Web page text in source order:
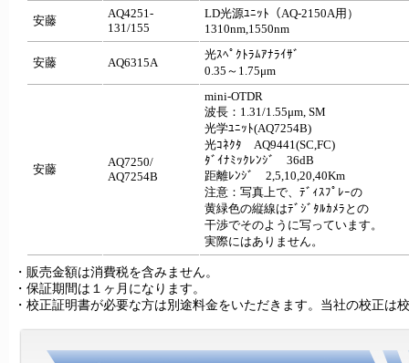
安藤
AQ4251-
131/155
LD光源ﾕﾆｯﾄ（AQ-2150A用）
1310nm,1550nm
安藤 AQ6315A
光ｽﾍﾟｸﾄﾗﾑｱﾅﾗｲｻﾞ
0.35～1.75μm
安藤
AQ7250/
AQ7254B
mini-OTDR
波長：1.31/1.55μm, SM
光学ﾕﾆｯﾄ(AQ7254B)
光ｺﾈｸﾀ AQ9441(SC,FC)
ﾀﾞｲﾅﾐｯｸﾚﾝｼﾞ 36dB
距離ﾚﾝｼﾞ 2,5,10,20,40Km
注意：写真上で、ﾃﾞｨｽﾌﾟﾚｰの
黄緑色の縦線はﾃﾞｼﾞﾀﾙｶﾒﾗとの
干渉でそのように写っています。
実際にはありません。
・販売金額は消費税を含みません。
・保証期間は１ヶ月になります。
・校正証明書が必要な方は別途料金をいただきます。当社の校正は